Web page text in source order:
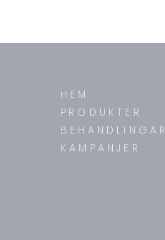
HEM
PRODUKTER
BEHANDLINGAR
KAMPANJER